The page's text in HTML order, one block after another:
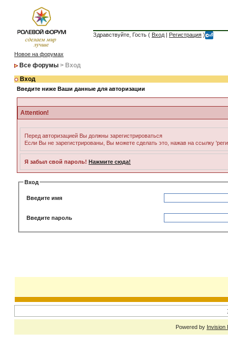
Здравствуйте, Гость ( Вход | Регистрация )
Новое на форумах
Все форумы > Вход
Вход
Введите ниже Ваши данные для авторизации
Attention!
Перед авторизацией Вы должны зарегистрироваться
Если Вы не зарегистрированы, Вы можете сделать это, нажав на ссылку
Я забыл свой пароль! Нажмите сюда!
Вход
Введите имя
Введите пароль
Powered by Invision